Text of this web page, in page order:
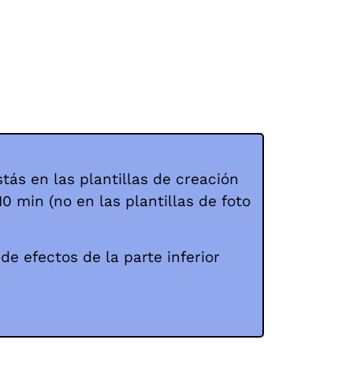
en las plantillas de creación
min (no en las plantillas de foto
efectos de la parte inferior